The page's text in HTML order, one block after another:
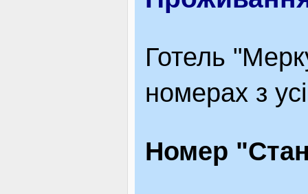
Готель
номерах з
Номер